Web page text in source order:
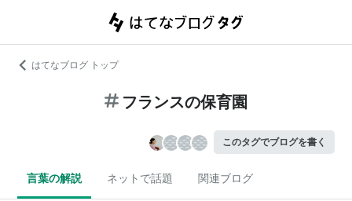
はてなブログ トップ
フランスの保育園
このタグでブログを書く
言葉の解説 ネットで話題 関連ブログ